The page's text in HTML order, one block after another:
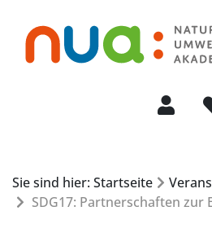
Sie sind hier: Startseite
SDG17: Partnerschaften zur